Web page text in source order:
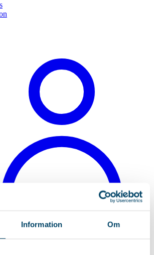
Information Om